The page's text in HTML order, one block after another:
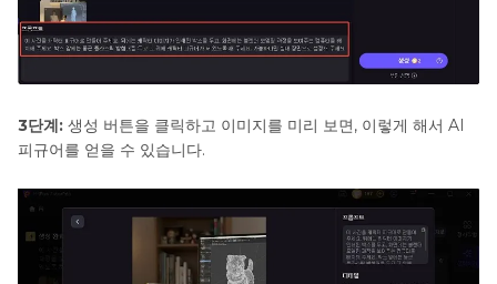
3단계: 생성 버튼을 클릭하고 이미지를 미리 보면, 이렇게 해서 AI
피규어를 얻을 수 있습니다.